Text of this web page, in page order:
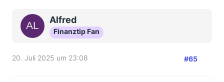
Alfred
Finanztip Fan
20. Juli 2025 um 23:08 #65